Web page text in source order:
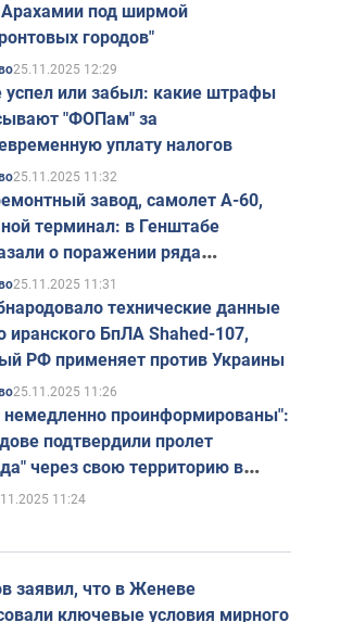
Арахамии под ширмой
городов"
25.11.2025 12:29
успел или забыл: какие штрафы
"ФОПам" за
уплату налогов
25.11.2025 11:32
завод, самолет А-60,
терминал: в Генштабе
о поражении ряда
объектов России
25.11.2025 11:31
технические данные
иранского БпЛА Shahed-107,
РФ применяет против Украины
25.11.2025 11:26
проинформированы":
подтвердили пролет
через свою территорию в
11:24
заявил, что в Женеве
ключевые условия мирного